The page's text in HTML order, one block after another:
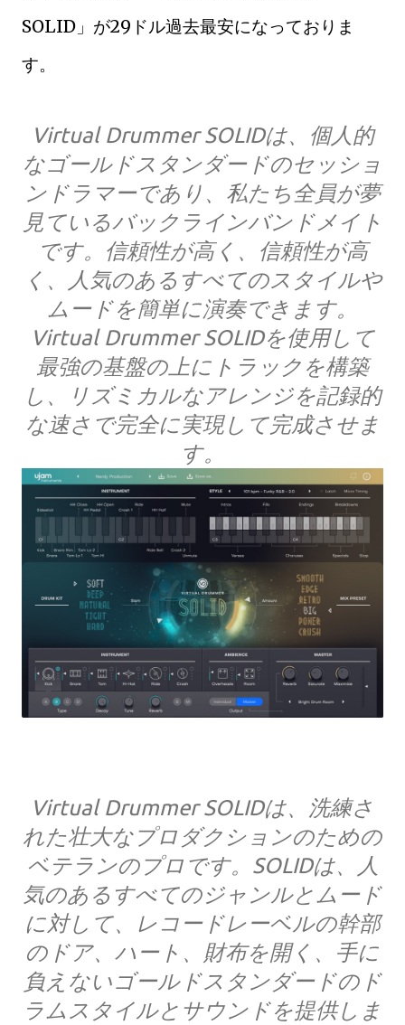
SOLID」が29ドル過去最安になっておりま
す。
Virtual Drummer SOLIDは、個人的
なゴールドスタンダードのセッショ
ンドラマーであり、私たち全員が夢
見ているバックラインバンドメイト
です。信頼性が高く、信頼性が高
く、人気のあるすべてのスタイルや
ムードを簡単に演奏できます。
Virtual Drummer SOLIDを使用して
最強の基盤の上にトラックを構築
し、リズミカルなアレンジを記録的
な速さで完全に実現して完成させま
す。
Virtual Drummer SOLIDは、洗練さ
れた壮大なプロダクションのための
ベテランのプロです。SOLIDは、人
気のあるすべてのジャンルとムード
に対して、レコードレーベルの幹部
のドア、ハート、財布を開く、手に
負えないゴールドスタンダードのド
ラムスタイルとサウンドを提供しま